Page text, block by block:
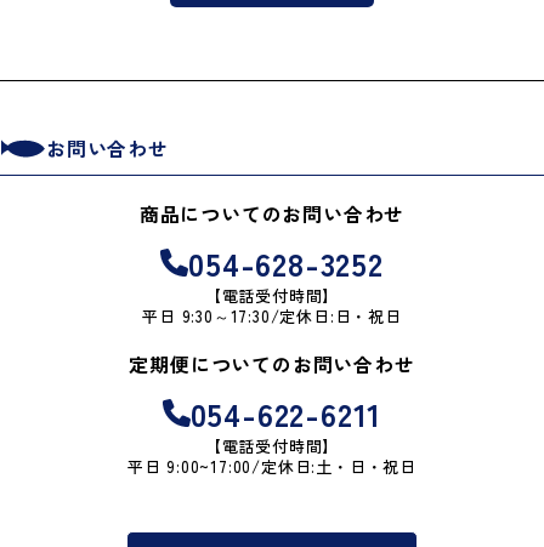
お問い合わせ
商品についてのお問い合わせ
054-628-3252
【電話受付時間】
平日 9:30～17:30/定休日:日・祝日
定期便についてのお問い合わせ
054-622-6211
【電話受付時間】
平日 9:00~17:00/定休日:土・日・祝日